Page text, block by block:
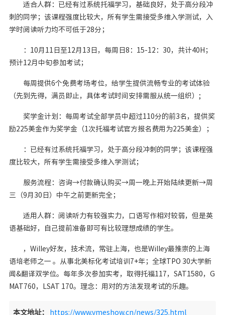
适合人群：已经有过系统托福学习，基础良好，处于高分段冲
刺的同学；该课程强度比较大，所有学生需接受多维入学测试，入
学时阅读听力均不可低于28分；
：10月11日至12月13日，每周日8：15-12：30，共计40H；
预计12月中旬参加考试；
每周提供6个免费考场考位，给学生提供流畅专业的考试体验
（先到先得，满员即止，具体考试时间安排需服从统一组织）;
奖学金计划：每周考试全部学员中超过110分的前3名，提供奖
励225美金作为奖学金（1次托福考试官方报名费用为225美金）；
：已经有过系统托福学习，处于高分段冲刺的同学；该课程强
度比较大，所有学生需接受多维入学测试；
服务流程：咨询→付款确认购买→周一晚上开始陆续更新→周
三（9月30日）中午之前更新完全；
适用人群：阅读听力有较强实力，口语写作相对较弱，但是英
语基础好，自己提前准备即可有比较理想成绩的学生。
，Willey好友，技术流，常驻上海，也是Willey最推崇的上海
语培老师之一 。从事北美标化考试培训7+年；全球TPO 30大学新
闻&翻译双学位。每年多次参加实考，取得托福117，SAT1580，G
MAT760，LSAT 170。理念：用对的方法发现考试的乐趣。
本文地址： https://www.vmeshow.cn/news/325.html